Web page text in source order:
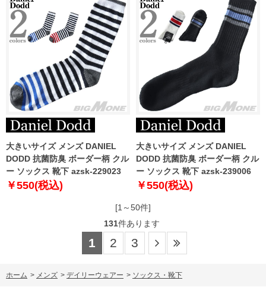
大きいサイズ メンズ DANIEL
DODD 抗菌防臭 ボーダー柄 クル
ー ソックス 靴下 azsk-229023
￥550(税込)
大きいサイズ メンズ DANIEL
DODD 抗菌防臭 ボーダー柄 クル
ー ソックス 靴下 azsk-239006
￥550(税込)
[1～50件]
131件あります
1 2 3
ホーム > メンズ > デイリーウェアー > ソックス・靴下